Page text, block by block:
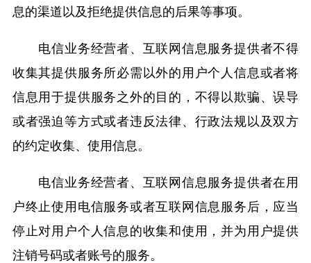
息的渠道以及拒绝提供信息的后果等事项。
电信业务经营者、互联网信息服务提供者不得
收集其提供服务所必需以外的用户个人信息或者将
信息用于提供服务之外的目的，不得以欺骗、误导
或者强迫等方式或者违反法律、行政法规以及双方
的约定收集、使用信息。
电信业务经营者、互联网信息服务提供者在用
户终止使用电信服务或者互联网信息服务后，应当
停止对用户个人信息的收集和使用，并为用户提供
注销号码或者账号的服务。